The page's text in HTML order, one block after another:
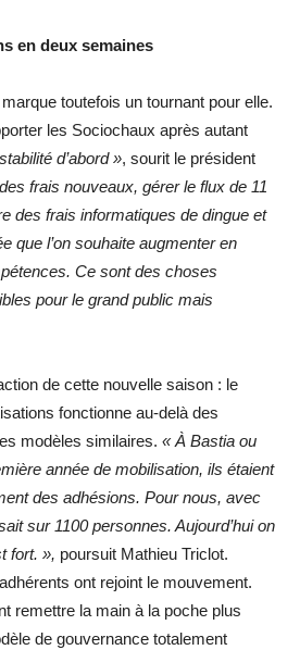
en deux semaines
toutefois un tournant pour elle.
les Sociochaux après autant
d’abord », sourit le président
frais nouveaux, gérer le flux de 11
des frais informatiques de dingue et
que l’on souhaite augmenter en
Ce sont des choses
pour le grand public mais
de cette nouvelle saison : le
fonctionne au-delà des
modèles similaires. « À Bastia ou
année de mobilisation, ils étaient
des adhésions. Pour nous, avec
sur 1100 personnes. Aujourd’hui on
fort. », poursuit Mathieu Triclot.
ont rejoint le mouvement.
remettre la main à la poche plus
de gouvernance totalement